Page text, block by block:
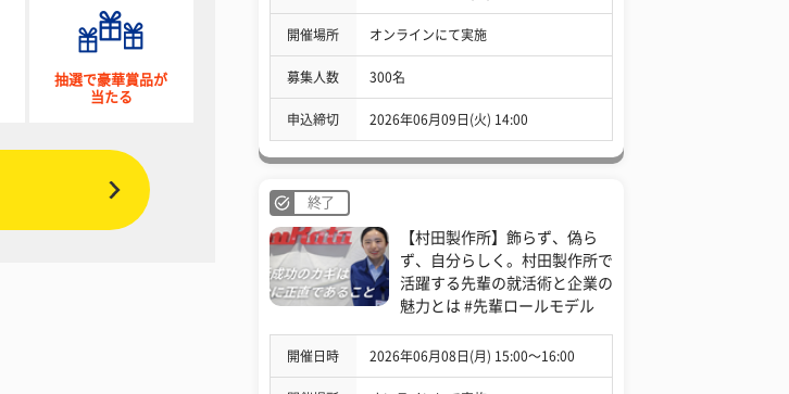
抽選で豪華賞品が
当たる
開催場所 オンラインにて実施
募集人数 300名
申込締切 2026年06月09日(火) 14:00
終了
【村田製作所】飾らず、偽ら
ず、自分らしく。村田製作所で
活躍する先輩の就活術と企業の
魅力とは #先輩ロールモデル
開催日時 2026年06月08日(月) 15:00〜16:00